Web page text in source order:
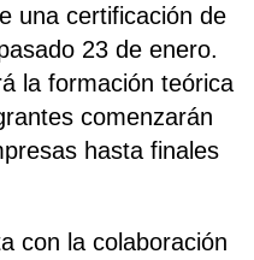
una certificación de
23 de enero.
la formación teórica
comenzarán
hasta finales
con la colaboración